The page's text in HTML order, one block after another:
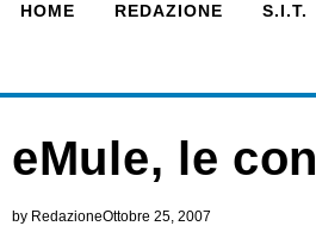
HOME REDAZIONE S.I.T.
eMule, le
by RedazioneOttobre 25, 2007